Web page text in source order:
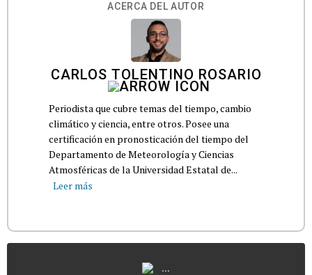
ACERCA DEL AUTOR
CARLOS TOLENTINO ROSARIO
Periodista que cubre temas del tiempo, cambio
climático y ciencia, entre otros. Posee una
certificación en pronosticación del tiempo del
Departamento de Meteorología y Ciencias
Atmosféricas de la Universidad Estatal de...
Leer más
...